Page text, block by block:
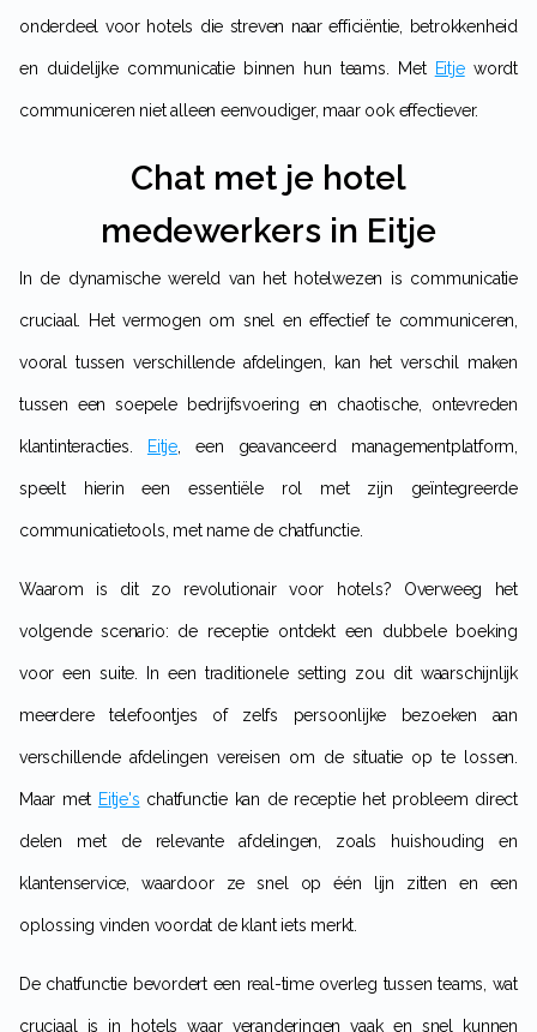
onderdeel voor hotels die streven naar efficiëntie, betrokkenheid
en duidelijke communicatie binnen hun teams. Met Eitjewordt
communiceren niet alleen eenvoudiger, maar ook effectiever.
Chat met je hotel
medewerkers in Eitje
cruciaal. Het vermogen om snel en effectief te communiceren,
vooral tussen verschillende afdelingen, kan het verschil maken
tussen een soepele bedrijfsvoering en chaotische, ontevreden
klantinteracties. Eitje, een geavanceerd managementplatform,
speelt hierin een essentiële rol met zijn geïntegreerde
communicatietools, met name de chatfunctie.
Waarom is dit zo revolutionair voor hotels? Overweeg het
volgende scenario: de receptie ontdekt een dubbele boeking
voor een suite. In een traditionele setting zou dit waarschijnlijk
meerdere telefoontjes of zelfs persoonlijke bezoeken aan
verschillende afdelingen vereisen om de situatie op te lossen.
Maar met Eitje's chatfunctie kan de receptie het probleem direct
delen met de relevante afdelingen, zoals huishouding en
klantenservice, waardoor ze snel op één lijn zitten en een
oplossing vinden voordat de klant iets merkt.
De chatfunctie bevordert een real-time overleg tussen teams, wat
cruciaal is in hotels waar veranderingen vaak en snel kunnen